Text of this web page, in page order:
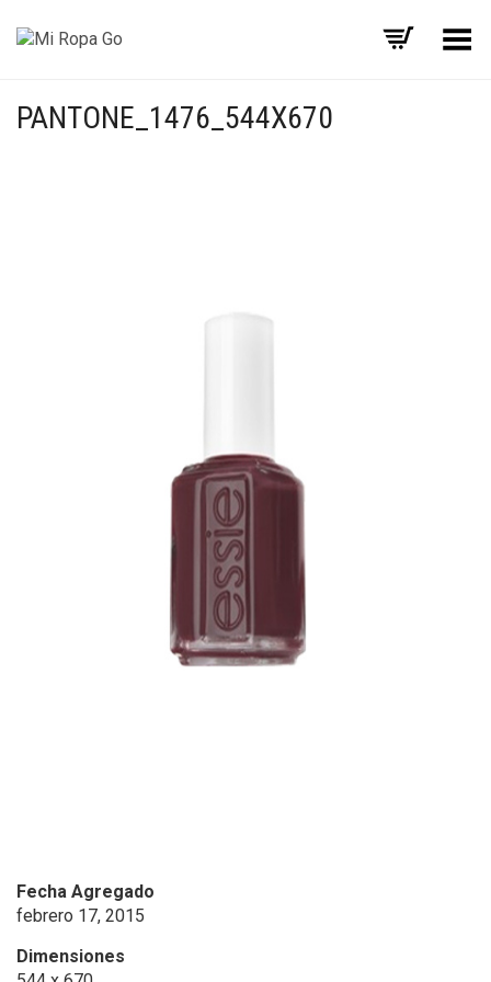
Menú
PANTONE_1476_544X670
Fecha Agregado
febrero 17, 2015
Dimensiones